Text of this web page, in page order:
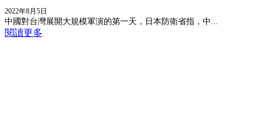
2022年8月5日
中國對台灣展開大規模軍演的第一天，日本防衛省指，中...
閱讀更多